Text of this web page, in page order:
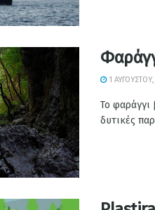
1
Το φαράγγι
δυτικές